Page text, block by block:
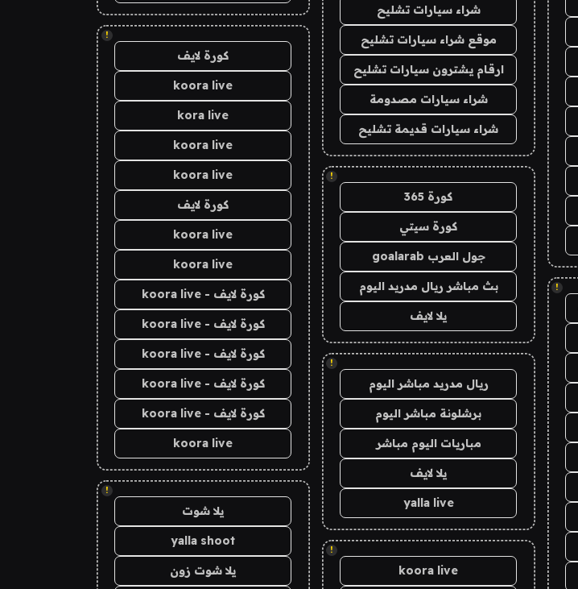
!
شراء سيارات تشليح
موقع شراء سيارات تشليح
ارقام يشترون سيارات تشليح
شراء سيارات مصدومة
شراء سيارات قديمة تشليح
!
كورة 365
كورة سيتي
جول العرب goalarab
بث مباشر ريال مدريد اليوم
يلا لايف
!
ريال مدريد مباشر اليوم
برشلونة مباشر اليوم
مباريات اليوم مباشر
يلا لايف
yalla live
!
koora live
!
كورة لايف
koora live
kora live
koora live
koora live
كورة لايف
koora live
koora live
كورة لايف - koora live
كورة لايف - koora live
كورة لايف - koora live
كورة لايف - koora live
كورة لايف - koora live
koora live
!
يلا شوت
yalla shoot
يلا شوت زون